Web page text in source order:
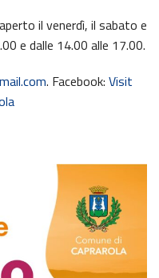
il venerdì, il sabato e
e dalle 14.00 alle 17.00.
. Facebook: Visit